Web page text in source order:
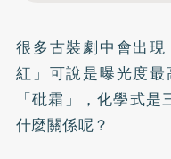
很多古裝劇中會出
紅」可說是曝光度
「砒霜」，化學式
什麼關係呢？